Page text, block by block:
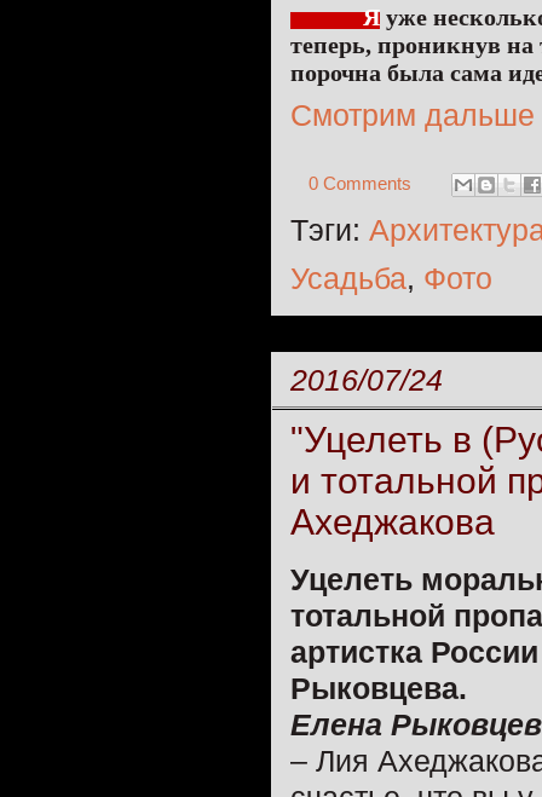
Я уже
теперь, проникнув
порочна была сама
Смотрим
0 Comments
Тэги:
Усадьба, Фото
2016/07/24
"Уцелеть в
и тотальной
Ахеджакова
Уцелеть
тотальной
артистка
Рыковцева.
Елена
– Лия